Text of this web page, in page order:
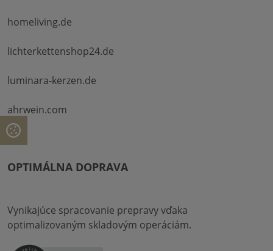
homeliving.de
lichterkettenshop24.de
luminara-kerzen.de
ahrwein.com
OPTIMÁLNA DOPRAVA
Vynikajúce spracovanie prepravy vďaka
optimalizovaným skladovým operáciám.